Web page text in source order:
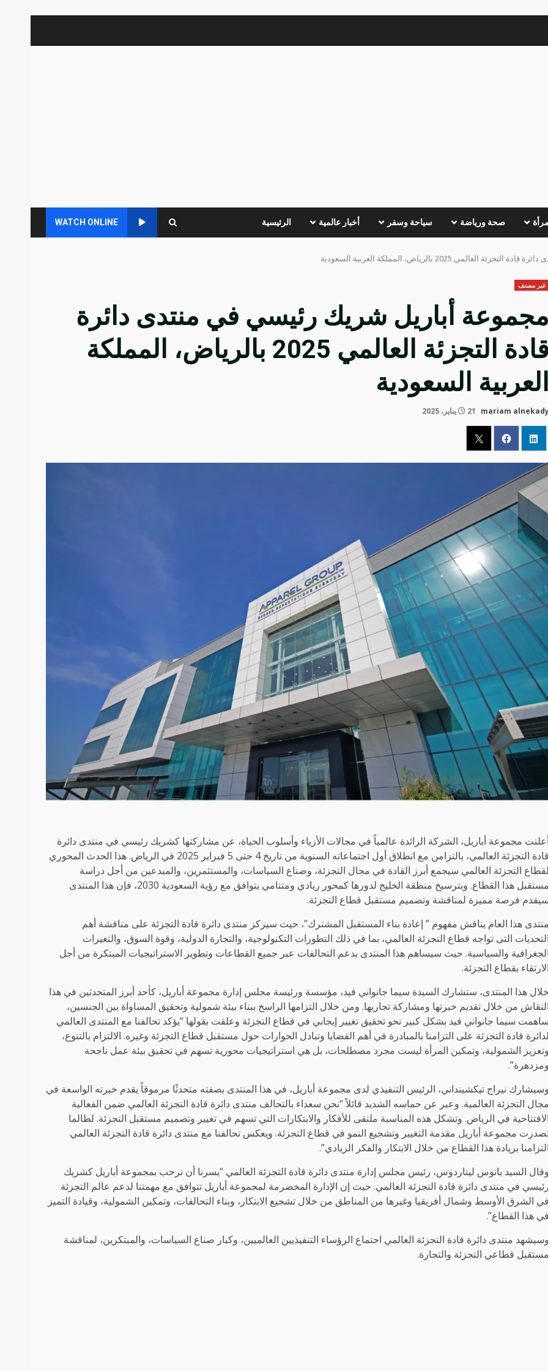
صحة ورياضة سياحة وسفر أخبار عالمية الرئيسية WATCH ONLINE
2025 بالرياض، المملكة العربية السعودية
غير مصنف
أباريل شريك رئيسي في منتدى دائرة
قادة التجزئة العالمي 2025 بالرياض، المملكة
السعودية
mariam 21 يناير، 2025
مجموعة أباريل، الشركة الرائدة عالمياً في مجالات الأزياء وأسلوب الحياة، عن مشاركتها كشريك رئيسي في منتدى دائرة
قادة التجزئة العالمي، بالتزامن مع انطلاق أول اجتماعاته السنوية من تاريخ 4 حتى 5 فبراير 2025 في الرياض. هذا الحدث المحوري
التجزئة العالمي سيجمع أبرز القادة في مجال التجزئة، وصناع السياسات، والمستثمرين، والمبدعين من أجل دراسة
مستقبل هذا القطاع. وبترسيخ منطقة الخليج لدورها كمحور ريادي ومتنامي يتوافق مع رؤية السعودية 2030، فإن هذا المنتدى
فرصة مميزة لمناقشة وتصميم مستقبل قطاع التجزئة.
هذا العام يناقش مفهوم ” إعادة بناء المستقبل المشترك”، حيث سيركز منتدى دائرة قادة التجزئة على مناقشة أهم
التى تواجه قطاع التجزئة العالمي، بما في ذلك التطورات التكنولوجية، والتجارة الدولية، وقوة السوق، والتغيرات
والسياسية. حيث سيساهم هذا المنتدى بدعم التحالفات عبر جميع القطاعات وتطوير الاستراتيجيات المبتكرة من أجل
بقطاع التجزئة.
هذا المنتدى، ستشارك السيدة سيما جانواني فيد، مؤسسة ورئيسة مجلس إدارة مجموعة أباريل، كأحد أبرز المتحدثين في هذا
من خلال تقديم خبرتها ومشاركة تجاربها. ومن خلال التزامها الراسخ ببناء بيئة شمولية وتحقيق المساواة بين الجنسين،
سيما جانواني فيد بشكل كبير نحو تحقيق تغيير إيجابي في قطاع التجزئة وعلقت بقولها “يؤكد تحالفنا مع المنتدى العالمي
قادة التجزئة على التزامنا بالمبادرة في أهم القضايا وتبادل الحوارات حول مستقبل قطاع التجزئة وغيره. الالتزام بالتنوع،
الشمولية، وتمكين المرأة ليست مجرد مصطلحات، بل هي استراتيجيات محورية تسهم في تحقيق بيئة عمل ناجحة
نيراج تيكشينداني، الرئيس التنفيذي لدى مجموعة أباريل، في هذا المنتدى بصفته متحدثًا مرموقاً يقدم خبرته الواسعة في
التجزئة العالمية. وعبر عن حماسه الشديد قائلاً “نحن سعداء بالتحالف منتدى دائرة قادة التجزئة العالمي ضمن الفعالية
في الرياض. وتشكل هذه المناسبة ملتقى للأفكار والابتكارات التي تسهم في تغيير وتصميم مستقبل التجزئة. لطالما
مجموعة أباريل مقدمة التغيير وتشجيع النمو في قطاع التجزئة. ويعكس تحالفنا مع منتدى دائرة قادة التجزئة العالمي
بريادة هذا القطاع من خلال الابتكار والفكر الريادي”.
السيد بانوس ليناردوس، رئيس مجلس إدارة منتدى دائرة قادة التجزئة العالمي “يسرنا أن نرحب بمجموعة أباريل كشريك
في منتدى دائرة قادة التجزئة العالمي. حيث إن الإدارة المخضرمة لمجموعة أباريل تتوافق مع مهمتنا لدعم عالم التجزئة
الشرق الأوسط وشمال أفريقيا وغيرها من المناطق من خلال تشجيع الابتكار، وبناء التحالفات، وتمكين الشمولية، وقيادة التميز
هذا القطاع”.
منتدى دائرة قادة التجزئة العالمي اجتماع الرؤساء التنفيذيين العالميين، وكبار صناع السياسات، والمبتكرين، لمناقشة
قطاعي التجزئة والتجارة.